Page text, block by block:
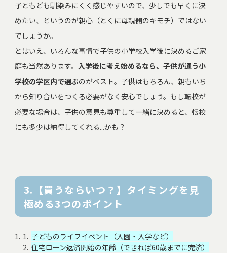
子ともども馴染みにくく感じやすいので、少しでも早くに決
めたい、というのが親心（とくに母親側のキモチ）ではない
でしょうか。
とはいえ、いろんな事情で子供の小学校入学後に決めるご家
庭も当然あります。 入学後に考え始めるなら、子供が通う小
学校の学区内で選ぶのがベスト。子供はもちろん、親もいち
から知り合いをつくる必要がなく安心でしょう。もし転校が
必要な場合は、子供の意見も尊重して一緒に決めると、転校
にも多少は納得してくれる...かも？
3.【買うならいつ？】タイミングを見
極める3つのポイント
子どものライフイベント（入園・入学など）
住宅ローン返済開始の年齢（できれば60歳までに完済）